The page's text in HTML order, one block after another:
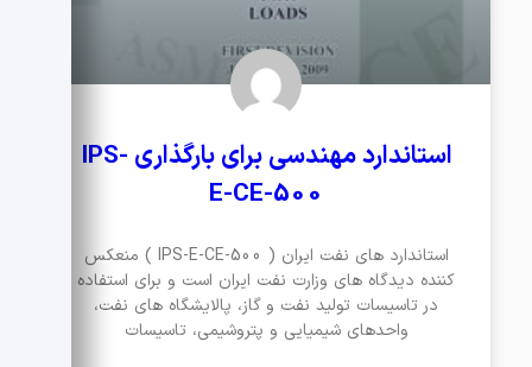
استاندارد مهندسی برای بارگذاری IPS-
E-CE-500
استاندارد های نفت ایران ( IPS-E-CE-500 ) منعکس
کننده دیدگاه های وزارت نفت ایران است و برای استفاده
در تاسیسات تولید نفت و گاز، پالایشگاه های نفت،
واحدهای شیمیایی و پتروشیمی، تاسیسات